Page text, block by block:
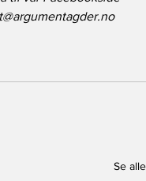
Se alle